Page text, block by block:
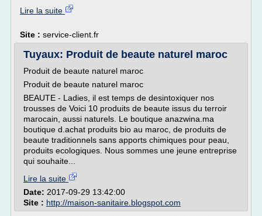
Lire la suite
Site : service-client.fr
Tuyaux: Produit de beaute naturel maroc
Produit de beaute naturel maroc
Produit de beaute naturel maroc
BEAUTE - Ladies, il est temps de desintoxiquer nos
trousses de Voici 10 produits de beaute issus du terroir
marocain, aussi naturels. Le boutique anazwina.ma
boutique d.achat produits bio au maroc, de produits de
beaute traditionnels sans apports chimiques pour peau,
produits ecologiques. Nous sommes une jeune entreprise
qui souhaite...
Lire la suite
Date: 2017-09-29 13:42:00
Site : http://maison-sanitaire.blogspot.com